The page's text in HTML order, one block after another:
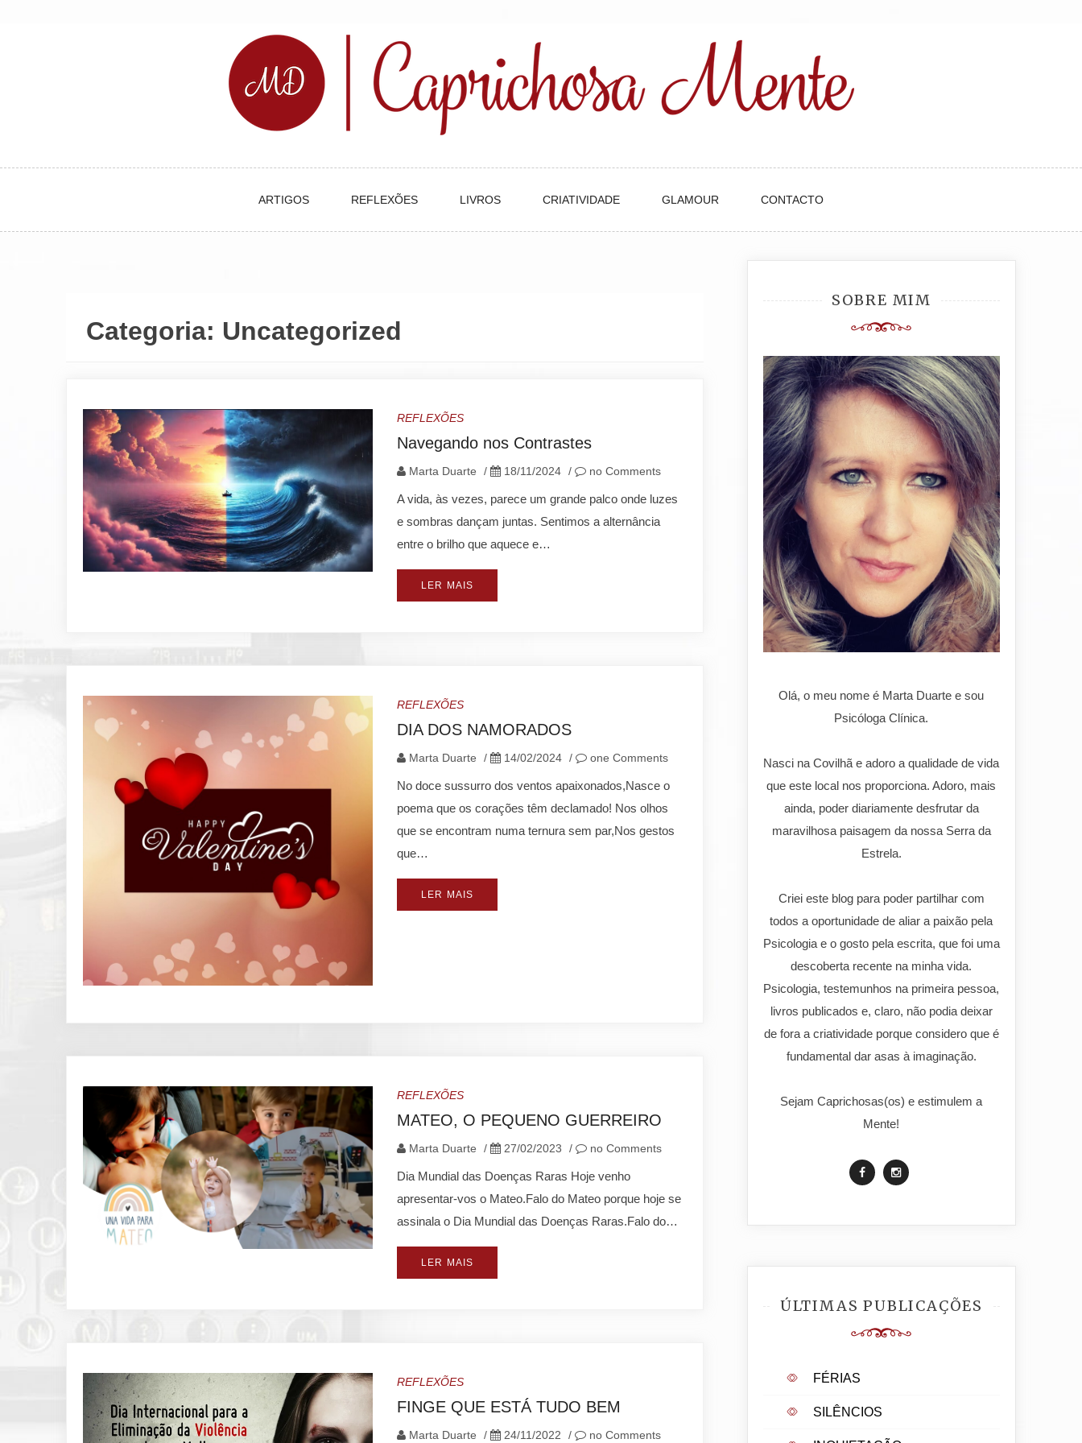
ARTIGOS REFLEXÕES LIVROS CRIATIVIDADE GLAMOUR CONTACTO
Categoria: Uncategorized
REFLEXÕES
Navegando nos Contrastes
Marta Duarte / 18/11/2024 / no Comments
A vida, às vezes, parece um grande palco onde luzes
e sombras dançam juntas. Sentimos a alternância
entre o brilho que aquece e…
LER MAIS
REFLEXÕES
DIA DOS NAMORADOS
Marta Duarte / 14/02/2024 / one Comments
No doce sussurro dos ventos apaixonados,Nasce o
poema que os corações têm declamado! Nos olhos
que se encontram numa ternura sem par,Nos gestos
que…
LER MAIS
REFLEXÕES
MATEO, O PEQUENO GUERREIRO
Marta Duarte / 27/02/2023 / no Comments
Dia Mundial das Doenças Raras Hoje venho
apresentar-vos o Mateo.Falo do Mateo porque hoje se
assinala o Dia Mundial das Doenças Raras.Falo do…
LER MAIS
REFLEXÕES
FINGE QUE ESTÁ TUDO BEM
Marta Duarte / 24/11/2022 / no Comments
SOBRE MIM
Olá, o meu nome é Marta Duarte e sou
Psicóloga Clínica.
Nasci na Covilhã e adoro a qualidade de vida
que este local nos proporciona. Adoro, mais
ainda, poder diariamente desfrutar da
maravilhosa paisagem da nossa Serra da
Estrela.
Criei este blog para poder partilhar com
todos a oportunidade de aliar a paixão pela
Psicologia e o gosto pela escrita, que foi uma
descoberta recente na minha vida.
Psicologia, testemunhos na primeira pessoa,
livros publicados e, claro, não podia deixar
de fora a criatividade porque considero que é
fundamental dar asas à imaginação.
Sejam Caprichosas(os) e estimulem a
Mente!
ÚLTIMAS PUBLICAÇÕES
FÉRIAS
SILÊNCIOS